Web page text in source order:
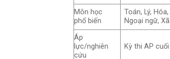
Môn học
phổ biến
Toán, Lý,
Ngoại ngữ,
Áp
lực/nghiên
cứu
Kỳ thi AP